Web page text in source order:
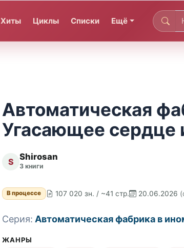
Хиты Циклы Списки Ещё
Автоматическая
Угасающее сердце
S Shirosan
3 книги
В процессе 107 020 зн. / ~41 стр. 20.06.2026
Серия: Автоматическая фабрика в
ЖАНРЫ